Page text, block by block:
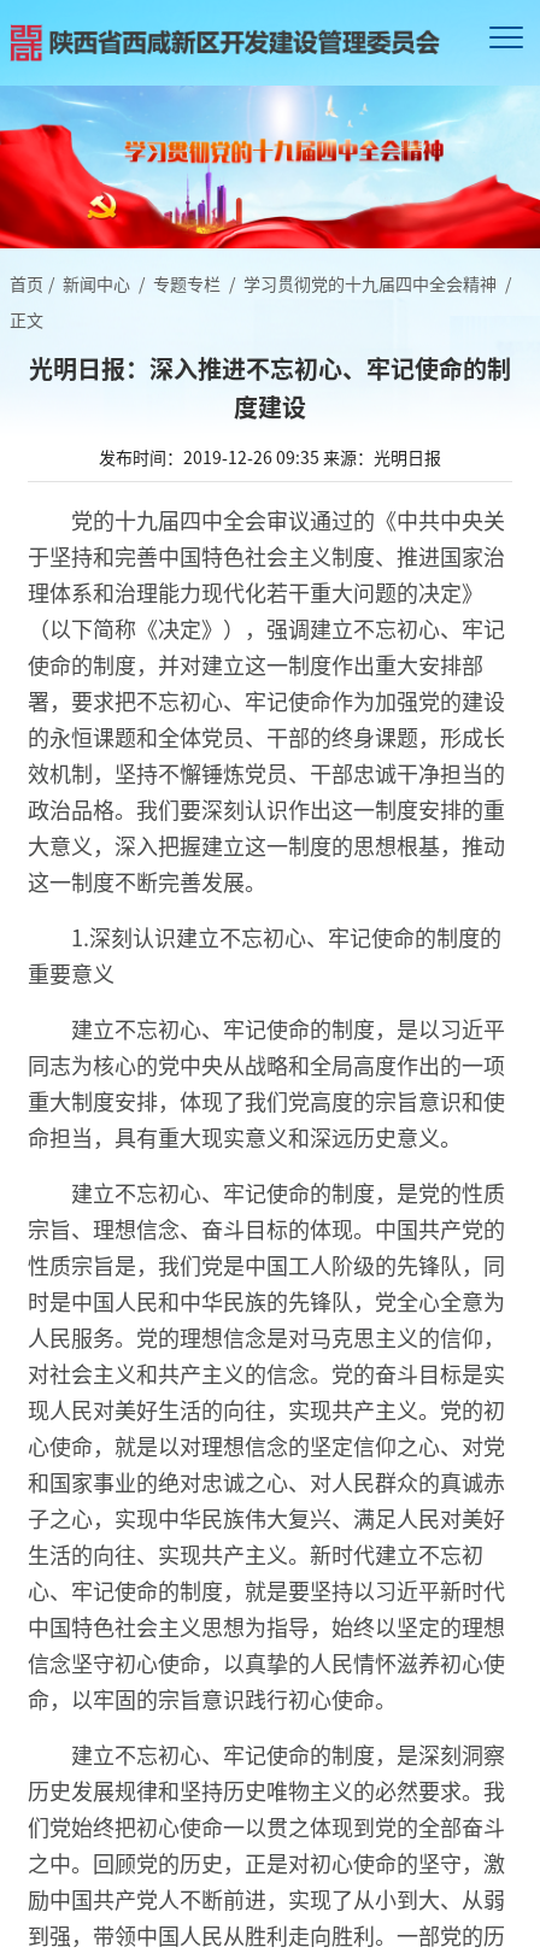
首页 / 新闻中心 / 专题专栏 / 学习贯彻党的十九届四中全会精神 /
正文
光明日报：深入推进不忘初心、牢记使命的制
度建设
发布时间：2019-12-26 09:35 来源：光明日报
党的十九届四中全会审议通过的《中共中央关
于坚持和完善中国特色社会主义制度、推进国家治
理体系和治理能力现代化若干重大问题的决定》
（以下简称《决定》），强调建立不忘初心、牢记
使命的制度，并对建立这一制度作出重大安排部
署，要求把不忘初心、牢记使命作为加强党的建设
的永恒课题和全体党员、干部的终身课题，形成长
效机制，坚持不懈锤炼党员、干部忠诚干净担当的
政治品格。我们要深刻认识作出这一制度安排的重
大意义，深入把握建立这一制度的思想根基，推动
这一制度不断完善发展。
1.深刻认识建立不忘初心、牢记使命的制度的
重要意义
建立不忘初心、牢记使命的制度，是以习近平
同志为核心的党中央从战略和全局高度作出的一项
重大制度安排，体现了我们党高度的宗旨意识和使
命担当，具有重大现实意义和深远历史意义。
建立不忘初心、牢记使命的制度，是党的性质
宗旨、理想信念、奋斗目标的体现。中国共产党的
性质宗旨是，我们党是中国工人阶级的先锋队，同
时是中国人民和中华民族的先锋队，党全心全意为
人民服务。党的理想信念是对马克思主义的信仰，
对社会主义和共产主义的信念。党的奋斗目标是实
现人民对美好生活的向往，实现共产主义。党的初
心使命，就是以对理想信念的坚定信仰之心、对党
和国家事业的绝对忠诚之心、对人民群众的真诚赤
子之心，实现中华民族伟大复兴、满足人民对美好
生活的向往、实现共产主义。新时代建立不忘初
心、牢记使命的制度，就是要坚持以习近平新时代
中国特色社会主义思想为指导，始终以坚定的理想
信念坚守初心使命，以真挚的人民情怀滋养初心使
命，以牢固的宗旨意识践行初心使命。
建立不忘初心、牢记使命的制度，是深刻洞察
历史发展规律和坚持历史唯物主义的必然要求。我
们党始终把初心使命一以贯之体现到党的全部奋斗
之中。回顾党的历史，正是对初心使命的坚守，激
励中国共产党人不断前进，实现了从小到大、从弱
到强，带领中国人民从胜利走向胜利。一部党的历